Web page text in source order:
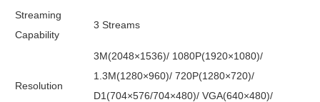
Streaming
Capability
3 Streams
Resolution
3M(2048×1536)/ 1080P(1920×1080)/
1.3M(1280×960)/ 720P(1280×720)/
D1(704×576/704×480)/ VGA(640×480)/